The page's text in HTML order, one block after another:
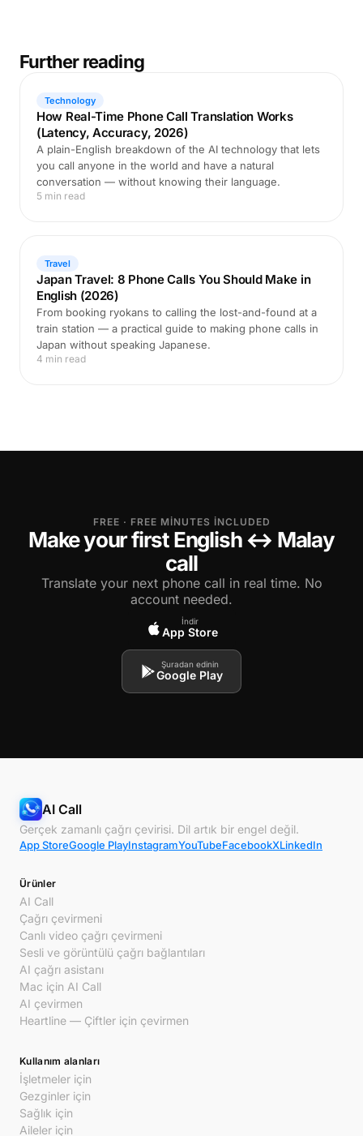
Further reading
Technology
How Real-Time Phone Call Translation Works
(Latency, Accuracy, 2026)
A plain-English breakdown of the AI technology that lets
you call anyone in the world and have a natural
conversation — without knowing their language.
5 min read
Travel
Japan Travel: 8 Phone Calls You Should Make in
English (2026)
From booking ryokans to calling the lost-and-found at a
train station — a practical guide to making phone calls in
Japan without speaking Japanese.
4 min read
FREE · FREE MINUTES INCLUDED
Make your first English ↔ Malay
call
Translate your next phone call in real time. No
account needed.
İndir
App Store
Şuradan edinin
Google Play
AI Call
Gerçek zamanlı çağrı çevirisi. Dil artık bir engel değil.
App StoreGoogle PlayInstagramYouTubeFacebookXLinkedIn
Ürünler
AI Call
Çağrı çevirmeni
Canlı video çağrı çevirmeni
Sesli ve görüntülü çağrı bağlantıları
AI çağrı asistanı
Mac için AI Call
AI çevirmen
Heartline — Çiftler için çevirmen
Kullanım alanları
İşletmeler için
Gezginler için
Sağlık için
Aileler için